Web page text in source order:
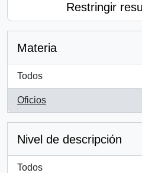
Restringir
Materia
Todos
Oficios
, 1 resultados
Nivel de descripción
Todos